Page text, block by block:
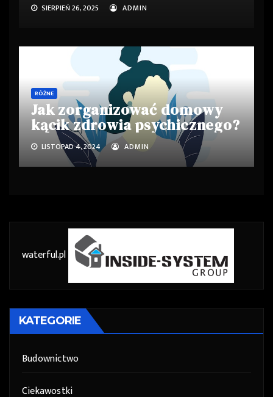
SIERPIEŃ 26, 2025 ADMIN
RÓŻNE
Jak zorganizować domowy
kącik zdrowia psychicznego?
LISTOPAD 4, 2024 ADMIN
waterful.pl
KATEGORIE
Budownictwo
Ciekawostki